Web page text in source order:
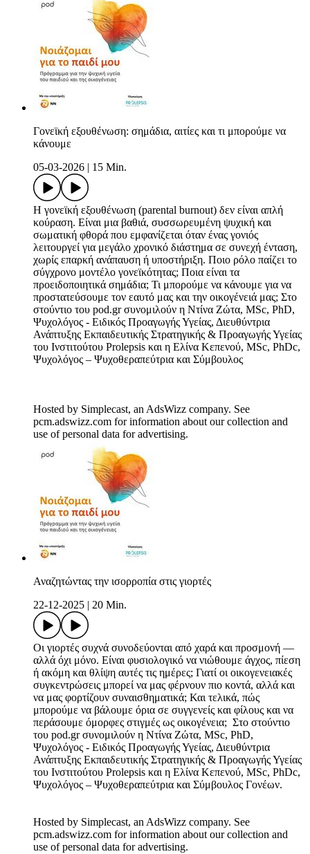
Γονεϊκή εξουθένωση: σημάδια, αιτίες και τι μπορούμε να
κάνουμε
05-03-2026
15 Min.
Η γονεϊκή εξουθένωση (parental burnout) δεν είναι απλή
κούραση. Είναι μια βαθιά, συσσωρευμένη ψυχική και
σωματική φθορά που εμφανίζεται όταν ένας γονιός
λειτουργεί για μεγάλο χρονικό διάστημα σε συνεχή ένταση,
χωρίς επαρκή ανάπαυση ή υποστήριξη. Ποιο ρόλο παίζει το
σύγχρονο μοντέλο γονεϊκότητας; Ποια είναι τα
προειδοποιητικά σημάδια; Τι μπορούμε να κάνουμε για να
προστατεύσουμε τον εαυτό μας και την οικογένειά μας; Στο
στούντιο του pod.gr συνομιλούν η Ντίνα Ζώτα, MSc, PhD,
Ψυχολόγος - Ειδικός Προαγωγής Υγείας, Διευθύντρια
Ανάπτυξης Εκπαιδευτικής Στρατηγικής & Προαγωγής Υγείας
του Iνστιτούτου Prolepsis και η Ελίνα Κεπενού, MSc, PhDc,
Ψυχολόγος – Ψυχοθεραπεύτρια και Σύμβουλος
Hosted by Simplecast, an AdsWizz company. See
pcm.adswizz.com for information about our collection and
use of personal data for advertising.
Αναζητώντας την ισορροπία στις γιορτές
22-12-2025
20 Min.
Οι γιορτές συχνά συνοδεύονται από χαρά και προσμονή —
αλλά όχι μόνο. Είναι φυσιολογικό να νιώθουμε άγχος, πίεση
ή ακόμη και θλίψη αυτές τις ημέρες; Γιατί οι οικογενειακές
συγκεντρώσεις μπορεί να μας φέρνουν πιο κοντά, αλλά και
να μας φορτίζουν συναισθηματικά; Και τελικά, πώς
μπορούμε να βάλουμε όρια σε συγγενείς και φίλους και να
περάσουμε όμορφες στιγμές ως οικογένεια; Στο στούντιο
του pod.gr συνομιλούν η Ντίνα Ζώτα, MSc, PhD,
Ψυχολόγος - Ειδικός Προαγωγής Υγείας, Διευθύντρια
Ανάπτυξης Εκπαιδευτικής Στρατηγικής & Προαγωγής Υγείας
του Iνστιτούτου Prolepsis και η Ελίνα Κεπενού, MSc, PhDc,
Ψυχολόγος – Ψυχοθεραπεύτρια και Σύμβουλος Γονέων.
Hosted by Simplecast, an AdsWizz company. See
pcm.adswizz.com for information about our collection and
use of personal data for advertising.